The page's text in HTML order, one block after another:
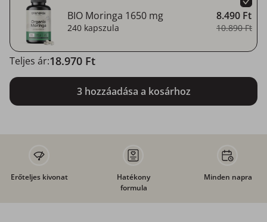
BIO Moringa 1650 mg
240 kapszula
8.490 Ft
10.890 Ft
3 hozzáadása a kosárhoz
Teljes ár:18.970 Ft
Erőteljes kivonat
Hatékony
formula
Minden napra